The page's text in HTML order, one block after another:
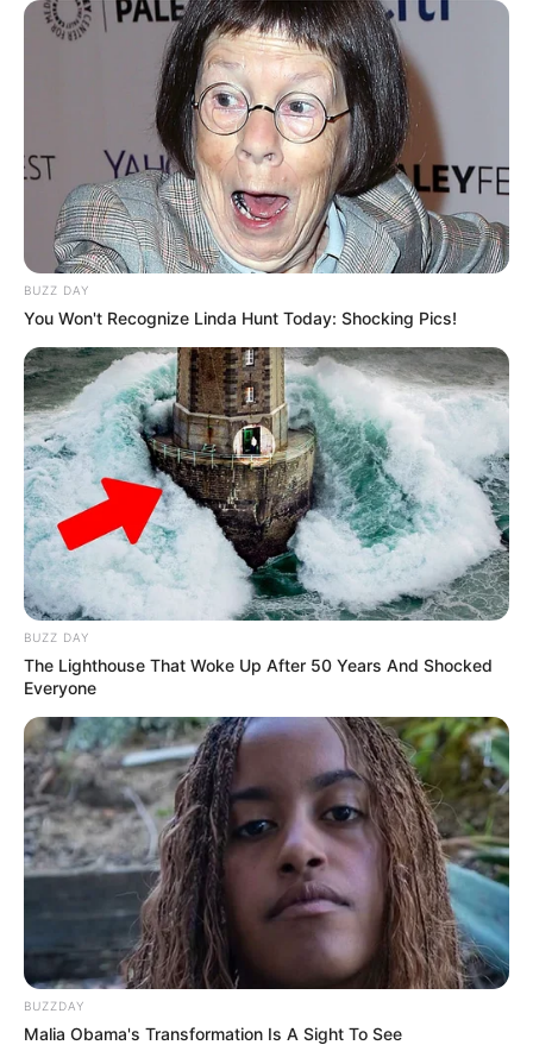
SHARE THIS Share it Tweet
Share it Pin it
PUBLICAÇÕES RELACIONADAS
ACS E ACE
Mobilização em Defesa da PEC 14: Dados para
contato com os senadores por Estado.
Agosto 07, 2026
ACS E ACE
AO VIVO: Votação da PEC 14 no Senado Federal.
Julho 01, 2026
BUZZ DAY
You Won't Recognize Linda Hunt Today: Shocking Pics!
BUZZ DAY
The Lighthouse That Woke Up After 50 Years And Shocked
Everyone
BUZZDAY
Malia Obama's Transformation Is A Sight To See